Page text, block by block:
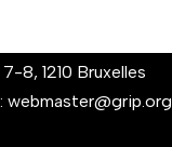
8, 1210 Bruxelles
webmaster@grip.org